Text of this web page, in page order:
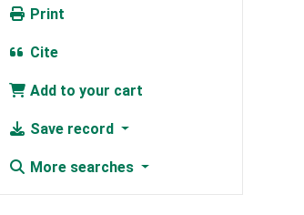
Print
Cite
Add to your cart
Save record
More searches